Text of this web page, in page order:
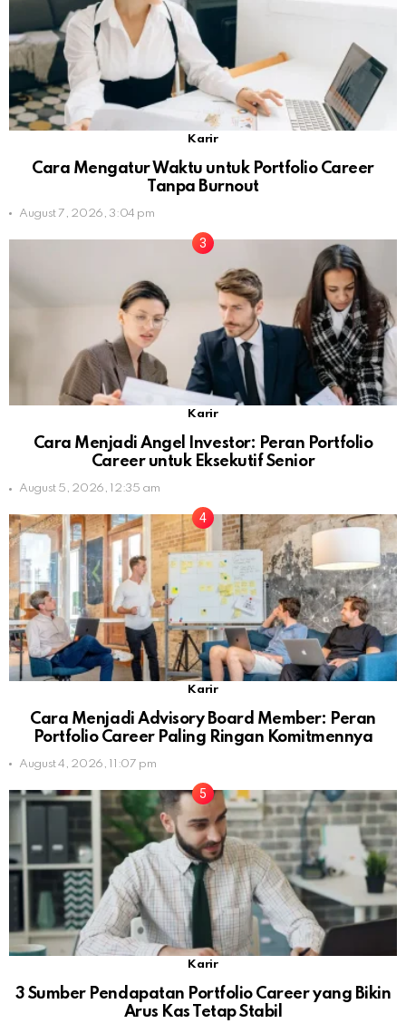
Karir
Cara Mengatur Waktu untuk Portfolio Career
Tanpa Burnout
August 7, 2026, 3:04 pm
Karir
Cara Menjadi Angel Investor: Peran Portfolio
Career untuk Eksekutif Senior
August 5, 2026, 12:35 am
Karir
Cara Menjadi Advisory Board Member: Peran
Portfolio Career Paling Ringan Komitmennya
August 4, 2026, 11:07 pm
Karir
3 Sumber Pendapatan Portfolio Career yang Bikin
Arus Kas Tetap Stabil